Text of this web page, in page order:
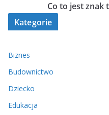
Co to jest znak
Kategorie
Biznes
Budownictwo
Dziecko
Edukacja